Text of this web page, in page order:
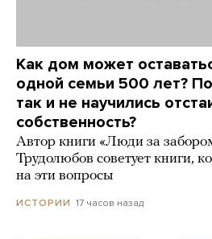
Как дом может
одной семьи 500 лет?
так и не научились
собственность?
Автор книги «Люди за
Трудолюбов советует книги,
на эти вопросы
ИСТОРИИ 17 часов назад